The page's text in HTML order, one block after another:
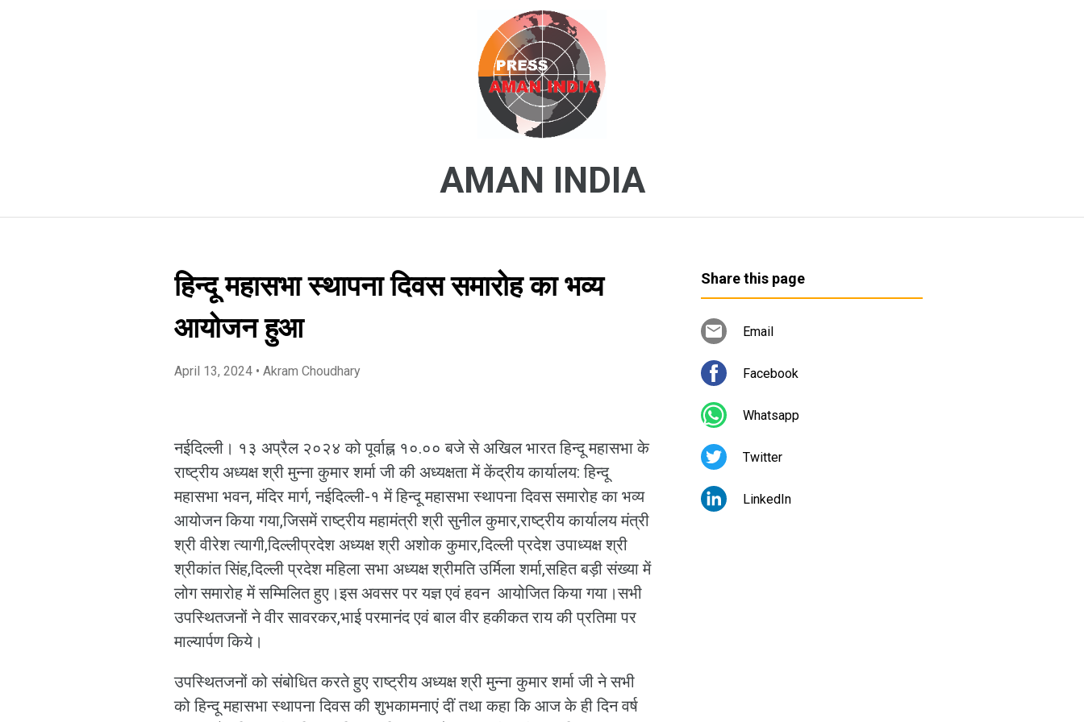
AMAN INDIA
हिन्दू महासभा स्थापना दिवस समारोह का भव्य
आयोजन हुआ
April 13, 2024 • Akram Choudhary
नईदिल्ली। १३ अप्रैल २०२४ को पूर्वाह्न १०.०० बजे से अखिल भारत हिन्दू महासभा के
राष्ट्रीय अध्यक्ष श्री मुन्ना कुमार शर्मा जी की अध्यक्षता में केंद्रीय कार्यालय: हिन्दू
महासभा भवन, मंदिर मार्ग, नईदिल्ली-१ में हिन्दू महासभा स्थापना दिवस समारोह का भव्य
आयोजन किया गया,जिसमें राष्ट्रीय महामंत्री श्री सुनील कुमार,राष्ट्रीय कार्यालय मंत्री
श्री वीरेश त्यागी,दिल्लीप्रदेश अध्यक्ष श्री अशोक कुमार,दिल्ली प्रदेश उपाध्यक्ष श्री
श्रीकांत सिंह,दिल्ली प्रदेश महिला सभा अध्यक्ष श्रीमति उर्मिला शर्मा,सहित बड़ी संख्या में
लोग समारोह में सम्मिलित हुए।इस अवसर पर यज्ञ एवं हवन आयोजित किया गया।सभी
उपस्थितजनों ने वीर सावरकर,भाई परमानंद एवं बाल वीर हकीकत राय की प्रतिमा पर
माल्यार्पण किये।
उपस्थितजनों को संबोधित करते हुए राष्ट्रीय अध्यक्ष श्री मुन्ना कुमार शर्मा जी ने सभी
को हिन्दू महासभा स्थापना दिवस की शुभकामनाएं दीं तथा कहा कि आज के ही दिन वर्ष
Share this page
Email
Facebook
Whatsapp
Twitter
LinkedIn